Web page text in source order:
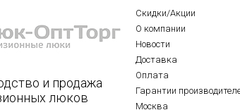
и продажа
люков
Скидки/Акции
О компании
Новости
Доставка
Оплата
Гарантии
Москва